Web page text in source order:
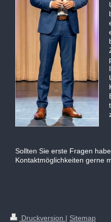
Sollten Sie erste Fragen
Kontaktmöglichkeiten gerne
Druckversion | Sitemap